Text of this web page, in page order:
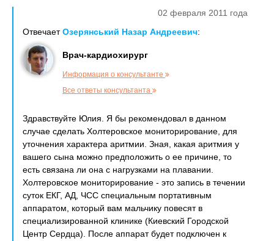
02 февраля 2011 года
ОтвечаетОзерянський Назар Андреевич:
Врач-кардиохирург
Информация о консультанте
Все ответы консультанта
Здравствуйте Юлия. Я бы рекомендовал в данном
случае сделать Холтеровское мониторирование, для
уточнения характера аритмии. Зная, какая аритмия у
вашего сына можно предположить о ее причине, то
есть связана ли она с нагрузками на плавании.
Холтеровское мониторирование - это запись в течении
суток ЕКГ, АД, ЧСС специальным портативным
аппаратом, который вам мальчику повесят в
специализированной клинике (Киевский Городской
Центр Сердца). После аппарат будет подключен к